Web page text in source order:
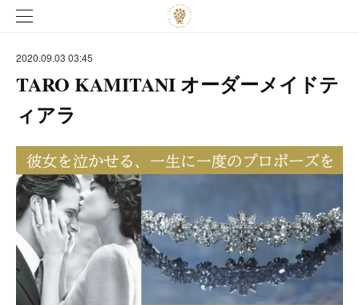
2020.09.03 03:45
TARO KAMITANI オーダーメイドテ
ィアラ